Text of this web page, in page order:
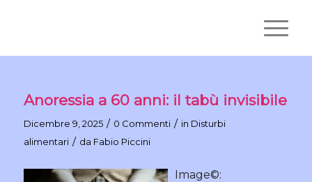
Anoressia a 60 anni: il tabù invisibile
Dicembre 9, 2025 / 0 Commenti / in Disturbi
alimentari / da Fabio Piccini
Image©: